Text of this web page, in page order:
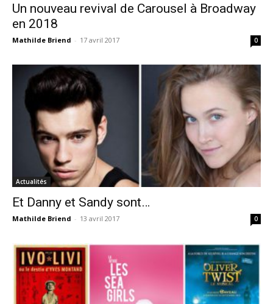
Un nouveau revival de Carousel à Broadway
en 2018
Mathilde Briend - 17 avril 2017 0
Actualités
Et Danny et Sandy sont…
Mathilde Briend - 13 avril 2017 0